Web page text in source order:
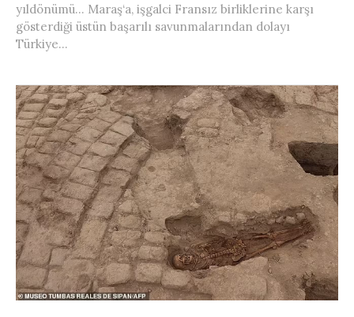
yıldönümü… Maraş‘a, işgalci Fransız birliklerine karşı
gösterdiği üstün başarılı savunmalarından dolayı
Türkiye...